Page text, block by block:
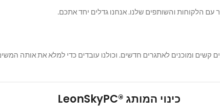
עם הלקוחות והשותפים שלנו. אנחנו גדלים יחד אתכם.
קשים ומוכנים לאתגרים חדשים. וכולנו עובדים כדי למלא את אותה
כינוי המותג®
LeonSkyPC